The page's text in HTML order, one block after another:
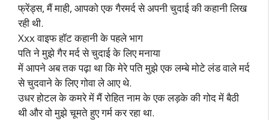
फ्रेंड्स, मैं माही, आपको एक गैरमर्द से अपनी चुदाई की कहानी लिख
रही थी.
Xxx वाइफ हॉट कहानी के पहले भाग
पति ने मुझे गैर मर्द से चुदाई के लिए मनाया
में आपने अब तक पढ़ा था कि मेरे पति मुझे एक लम्बे मोटे लंड वाले मर्द
से चुदवाने के लिए गोवा ले आए थे.
उधर होटल के कमरे में मैं रोहित नाम के एक लड़के की गोद में बैठी
थी और वो मुझे चूमते हुए गर्म कर रहा था.